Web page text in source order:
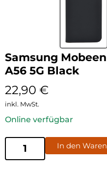
Samsung
A56 5G Black
22,90 €
inkl. MwSt.
Online verfügbar
In den